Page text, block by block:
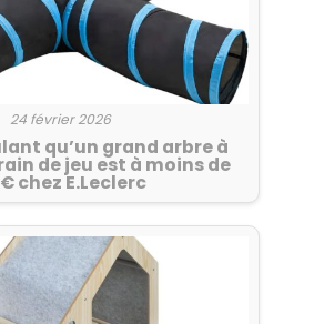
24 février 2026
qu’un grand arbre à
de jeu est à moins de
chez E.Leclerc